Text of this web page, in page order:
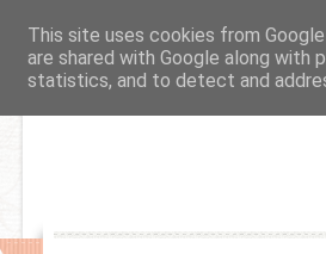
This site uses cookies from
are shared with Google along with
statistics, and to detect and